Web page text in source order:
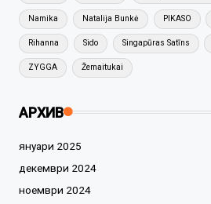
Namika Natalija Bunkė PIKASO
Rihanna Sido Singapūras Satīns
ZYGGA Žemaitukai
АРХИВ
януари 2025
декември 2024
ноември 2024